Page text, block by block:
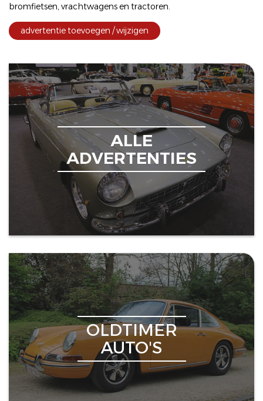
bromfietsen,vrachtwagens en tractoren.
advertentie toevoegen / wijzigen
ALLE
ADVERTENTIES
OLDTIMER
AUTO'S